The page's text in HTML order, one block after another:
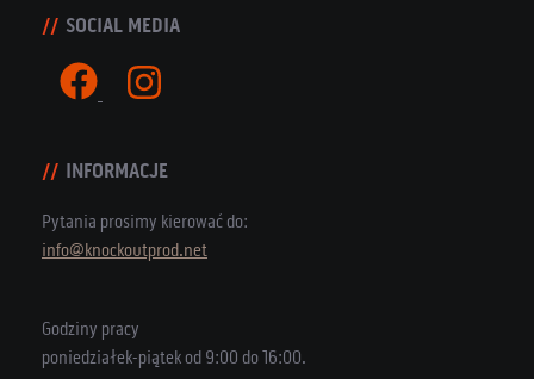
SOCIAL MEDIA
INFORMACJE
Pytania prosimy kierować do:
info@knockoutprod.net
Godziny pracy
poniedziałek-piątek od 9:00 do 16:00.